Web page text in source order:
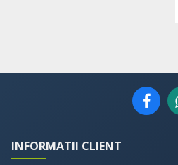
INFORMATII CLIENT